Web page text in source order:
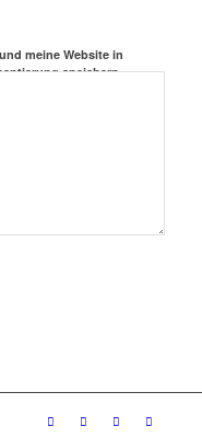
meine Website in
speichern.